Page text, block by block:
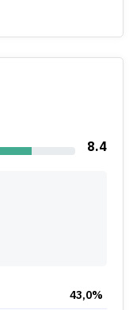
8.4
43,0%